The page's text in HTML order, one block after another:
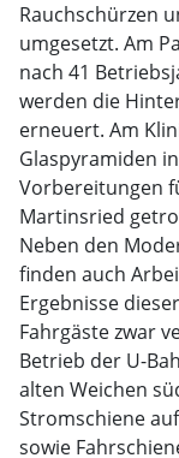
Rauchschürzen
umgesetzt. Am
nach 41
werden die
erneuert. Am
Glaspyramiden
Vorbereitungen
Martinsried
Neben den
finden auch
Ergebnisse
Fahrgäste zwar
Betrieb der U-
alten Weichen
Stromschiene
sowie